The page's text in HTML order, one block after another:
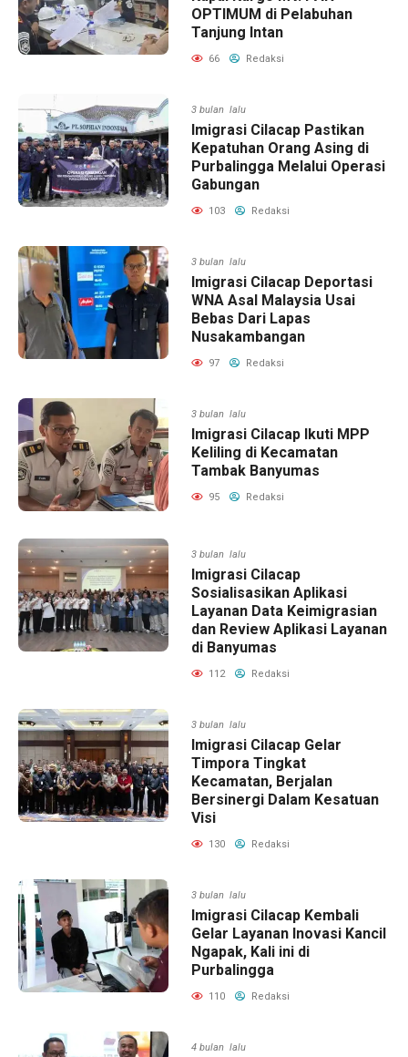
OPTIMUM di Pelabuhan
Tanjung Intan
66 Redaksi
3 bulan lalu
Imigrasi Cilacap Pastikan
Kepatuhan Orang Asing di
Purbalingga Melalui Operasi
Gabungan
103 Redaksi
3 bulan lalu
Imigrasi Cilacap Deportasi
WNA Asal Malaysia Usai
Bebas Dari Lapas
Nusakambangan
97 Redaksi
3 bulan lalu
Imigrasi Cilacap Ikuti MPP
Keliling di Kecamatan
Tambak Banyumas
95 Redaksi
3 bulan lalu
Imigrasi Cilacap
Sosialisasikan Aplikasi
Layanan Data Keimigrasian
dan Review Aplikasi Layanan
di Banyumas
112 Redaksi
3 bulan lalu
Imigrasi Cilacap Gelar
Timpora Tingkat
Kecamatan, Berjalan
Bersinergi Dalam Kesatuan
Visi
130 Redaksi
3 bulan lalu
Imigrasi Cilacap Kembali
Gelar Layanan Inovasi Kancil
Ngapak, Kali ini di
Purbalingga
110 Redaksi
4 bulan lalu